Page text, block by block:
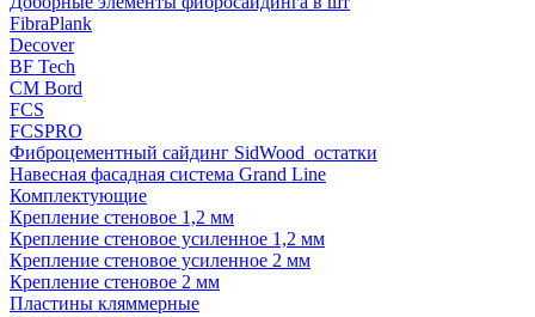
FibraPlank
Decover
BF Tech
CM Bord
FCS
FCSPRO
Фиброцементный сайдинг SidWood_остатки
Навесная фасадная система Grand Line
Комплектующие
Крепление стеновое 1,2 мм
Крепление стеновое усиленное 1,2 мм
Крепление стеновое усиленное 2 мм
Крепление стеновое 2 мм
Пластины кляммерные